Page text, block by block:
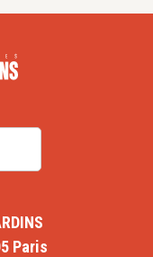
Paris